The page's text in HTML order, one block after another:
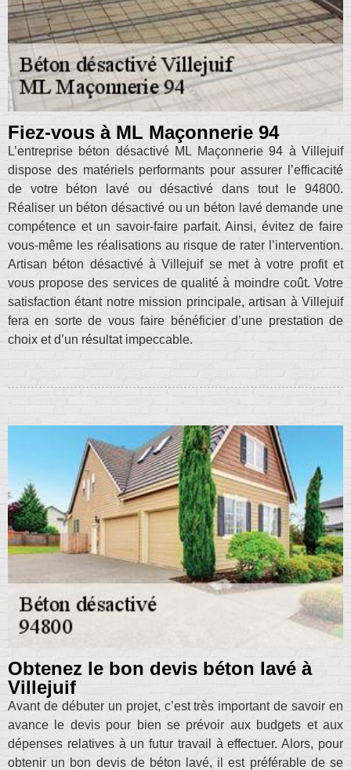
Fiez-vous à ML Maçonnerie 94
L’entreprise béton désactivé ML Maçonnerie 94 à Villejuif
dispose des matériels performants pour assurer l’efficacité
de votre béton lavé ou désactivé dans tout le 94800.
Réaliser un béton désactivé ou un béton lavé demande une
compétence et un savoir-faire parfait. Ainsi, évitez de faire
vous-même les réalisations au risque de rater l’intervention.
Artisan béton désactivé à Villejuif se met à votre profit et
vous propose des services de qualité à moindre coût. Votre
satisfaction étant notre mission principale, artisan à Villejuif
fera en sorte de vous faire bénéficier d’une prestation de
choix et d’un résultat impeccable.
Obtenez le bon devis béton lavé à
Villejuif
Avant de débuter un projet, c’est très important de savoir en
avance le devis pour bien se prévoir aux budgets et aux
dépenses relatives à un futur travail à effectuer. Alors, pour
obtenir un bon devis de béton lavé, il est préférable de se